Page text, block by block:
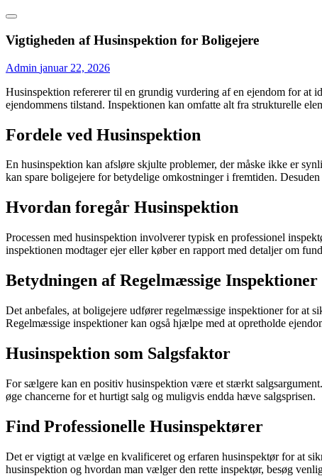
Vigtigheden af Husinspektion for Boligejere
Admin januar 22, 2026
Husinspektion refererer til en grundig vurdering af en ejendom for at
ejendommens tilstand. Inspektionen kan omfatte alt fra strukturelle
Fordele ved Husinspektion
En husinspektion kan afsløre skjulte problemer, der måske ikke er
kan spare boligejere for betydelige omkostninger i fremtiden.
Hvordan foregår Husinspektion
Processen med husinspektion involverer typisk en professionel
inspektionen modtager ejer eller køber en rapport med detaljer om
Betydningen af Regelmæssige Inspektioner
Det anbefales, at boligejere udfører regelmæssige inspektioner for
Regelmæssige inspektioner kan også hjælpe med at opretholde
Husinspektion som Salgsfaktor
For sælgere kan en positiv husinspektion være et stærkt
øge chancerne for et hurtigt salg og muligvis endda hæve salgsprisen.
Find Professionelle Husinspektører
Det er vigtigt at vælge en kvalificeret og erfaren husinspektør for at
husinspektion og hvordan man vælger den rette inspektør, besøg